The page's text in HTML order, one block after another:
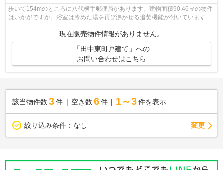
歩いて154mのところに八代横手郵便局があります。建物面積90.46㎡の物件
はいかがですか。浴室は冷めた湯を再び沸かせる追焚機能が付いています。
現在販売物件情報がありません。
「田中東町戸建て」への
お問い合わせはこちら
該当物件数 3件 空き数 6 件 1～3 件を表示
絞り込み条件： なし 変更